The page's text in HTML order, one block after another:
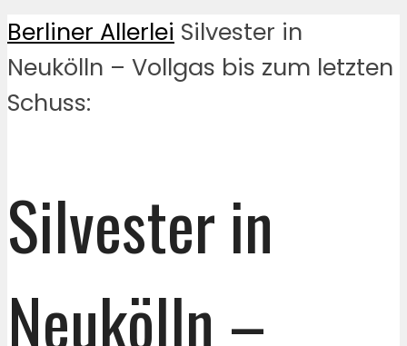
Berliner Allerlei Silvester in
Neukölln – Vollgas bis zum letzten
Schuss:
Silvester in
Neukölln –